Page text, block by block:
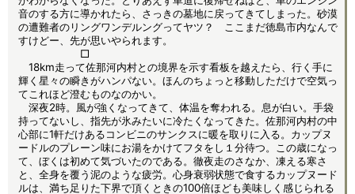
音のする方に導かれたら、さっきの墓地に戻ってきてしまった。砂漠
の遭難者のリングワンデルングってヤツ？ ここまだ徳島市内なんで
すけどー、先が思いやられます。
□
18km走って佐那河内村との境界を示す看板を越えたら、行く手に
輝く星々の瞬きがハンパない。ほんのちょっと移動しただけで空気っ
てこれほど澄むものなのかい。
深夜2時。風が強くなってきて、体温を奪われる。息が白い。手袋
持ってないし、指先が氷みたいに冷たくなってきた。佐那河内村の中
心部に1軒だけあるコンビニのサンクスに暖を取りに入る。カップヌ
ードルのプレーン味にお湯をかけてフタをし１分待つ。この歳になっ
て、ぼくは初めて気づいたのである。徹夜走のさなか、凍える寒さ
と、全身を覆う泥のような疲労。心身衰弱状態で食するカップヌード
ルは、満ち足りた下界で頂くときの100倍ほども美味しく感じられる